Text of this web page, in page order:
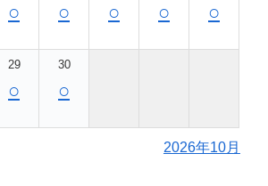
○ ○ ○ ○ ○
29
○
30
○
2026年10月